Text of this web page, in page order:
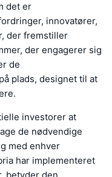
det er
innovatører,
der fremstiller
der engagerer sig
de
plads, designet til at
investorer at
de nødvendige
med enhver
har implementeret